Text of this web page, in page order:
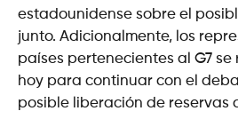
estadounidense sobre el
junto. Adicionalmente, los
países pertenecientes al G7
hoy para continuar con el
posible liberación de reservas